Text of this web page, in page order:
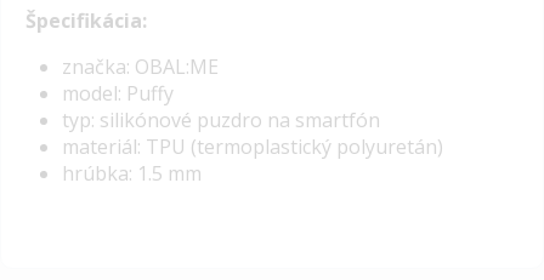
Špecifikácia:
značka: OBAL:ME
model: Puffy
typ: silikónové puzdro na smartfón
materiál: TPU (termoplastický polyuretán)
hrúbka: 1.5 mm